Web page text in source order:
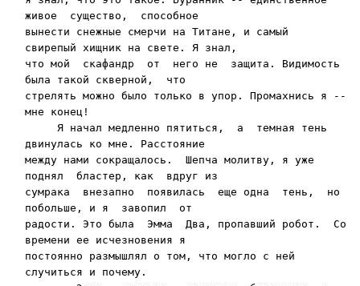
живое  существо,  спо­собное
вынести снежные смерчи на Титане, и самый
свирепый хищник на свете. Я знал,
что мой  скафандр  от  него не  защита. Видимость
была такой скверной,  что
стрелять можно было только в упор. Промахнись я --
мне конец!
двинулась ко мне. Расстояние
между нами сокращалось.  Шепча молитву, я уже
поднял  бластер, как  вдруг из
сумрака  внезапно  появилась  еще одна  тень,  но
побольше, и я  завопил  от
радости. Это была  Эмма  Два, пропавший робот.  Со
времени ее исчезновения я
постоянно раз­мышлял о том, что могло с ней
случиться и почему.